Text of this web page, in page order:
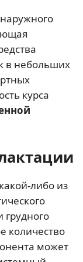
в небольших
курса
либо из
грудного
количество
может